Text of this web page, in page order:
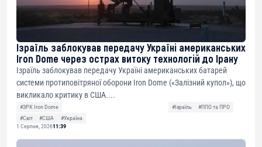
Ізраїль заблокував передачу Україні американських
Iron Dome через острах витоку технологій до Ірану
Ізраїль заблокував передачу Україні американських батарей
системи протиповітряної оборони Iron Dome («Залізний купол»), що
викликало критику в США....
#ЗРК Iron Dome #Ізраїль
#ППО та ПРО
#Світ
#США
#Україна
1 Серпня, 202611:39